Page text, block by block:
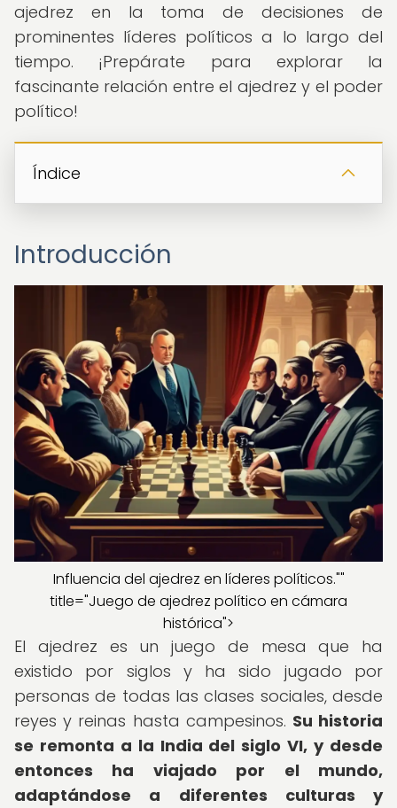
ajedrez en la toma de decisiones de
prominentes líderes políticos a lo largo del
tiempo. ¡Prepárate para explorar la
fascinante relación entre el ajedrez y el poder
político!
Índice
Introducción
Influencia del ajedrez en líderes políticos.""
title="Juego de ajedrez político en cámara
histórica">
El ajedrez es un juego de mesa que ha
existido por siglos y ha sido jugado por
personas de todas las clases sociales, desde
reyes y reinas hasta campesinos. Su historia
se remonta a la India del siglo VI, y desde
entonces ha viajado por el mundo,
adaptándose a diferentes culturas y